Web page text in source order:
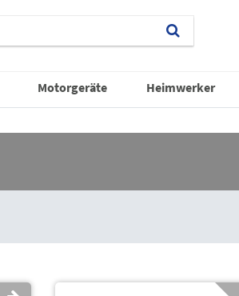
Motorgeräte Heimwerker